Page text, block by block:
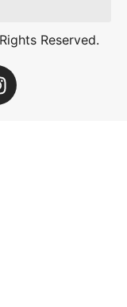
Reserved.